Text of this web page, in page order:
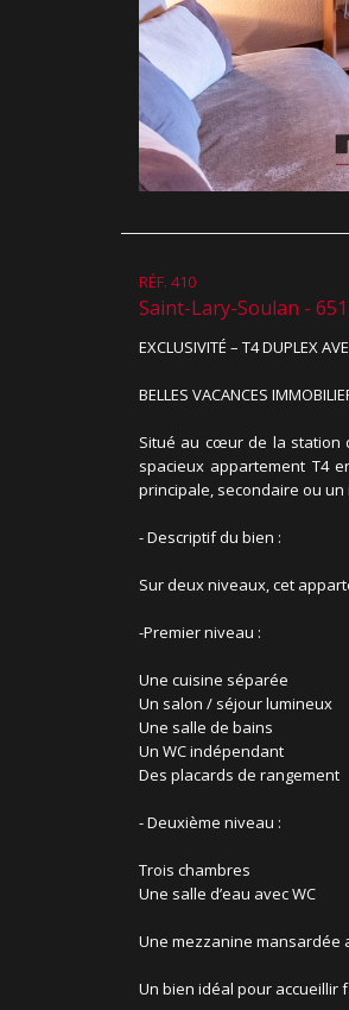
RÉF. 410
Saint-Lary-Soulan -
EXCLUSIVITÉ – T4 DUPLEX
BELLES VACANCES
Situé au cœur de la station
spacieux appartement T4
principale, secondaire ou
- Descriptif du bien :
Sur deux niveaux, cet
-Premier niveau :
Une cuisine séparée
Un salon / séjour lumineux
Une salle de bains
Un WC indépendant
Des placards de rangement
- Deuxième niveau :
Trois chambres
Une salle d’eau avec WC
Une mezzanine mansardée
Un bien idéal pour accueillir